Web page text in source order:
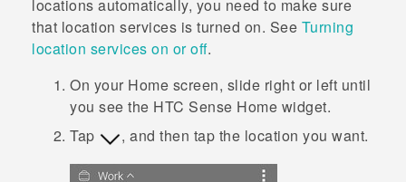
locations automatically, you need to make sure
that location services is turned on. See Turning
location services on or off.
On your Home screen, slide right or left until
you see the HTC Sense Home widget.
Tap
, and then tap the location you want.